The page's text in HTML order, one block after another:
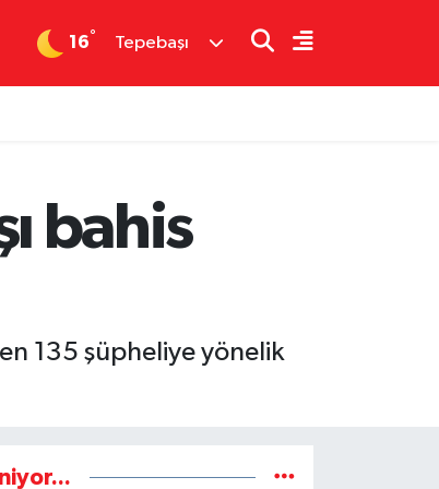
16° Tepebaşı
bahis
135 şüpheliye yönelik